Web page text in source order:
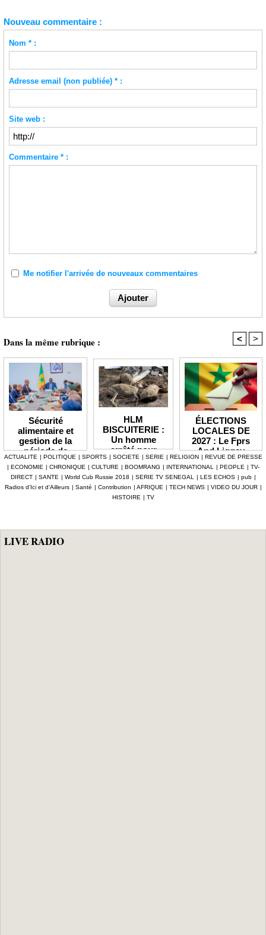
Nouveau commentaire :
Nom * :
Adresse email (non publiée) * :
Site web :
Commentaire * :
Me notifier l'arrivée de nouveaux commentaires
Dans la même rubrique : < >
Sécurité
alimentaire et
gestion de la
période de
soudure Le
gouvernement
débloque plus de
7,2 milliards F
HLM
BISCUITERIE :
Un homme
arrêté pour
abattage
clandestin d’un
mouton et
tentative de
vente de viande
ÉLECTIONS
LOCALES DE
2027 : Le Fprs
And Liggey
plaide pour un
report du scrutin
prévu en janvier
prochain
ACTUALITE | POLITIQUE | SPORTS | SOCIETE | SERIE | RELIGION | REVUE DE PRESSE
| ECONOMIE | CHRONIQUE | CULTURE | BOOMRANG | INTERNATIONAL | PEOPLE | TV-
DIRECT | SANTE | World Cub Russie 2018 | SERIE TV SENEGAL | LES ECHOS | pub |
Radios d’Ici et d’Ailleurs | Santé | Contribution | AFRIQUE | TECH NEWS | VIDEO DU JOUR |
HISTOIRE | TV
LIVE RADIO